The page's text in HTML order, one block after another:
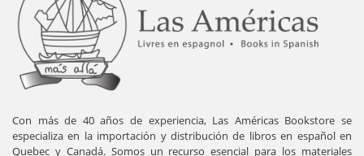
Con más de 40 años de experiencia, Las Américas Bookstore se
especializa en la importación y distribución de libros en español en
Quebec y Canadá. Somos un recurso esencial para los materiales